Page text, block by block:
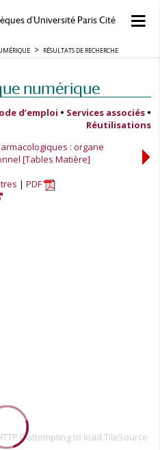
d'Université Paris Cité
RÉSULTATS DE RECHERCHE
numérique
d’emploi • Services associés •
Réutilisations
: organe
[Tables Matière]
PDF
0 attempting to load TileSource